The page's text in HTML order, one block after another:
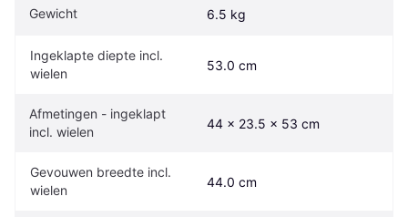
Gewicht 6.5 kg
Ingeklapte diepte incl.
wielen
53.0 cm
Afmetingen - ingeklapt
incl. wielen
44 x 23.5 x 53 cm
Gevouwen breedte incl.
wielen
44.0 cm